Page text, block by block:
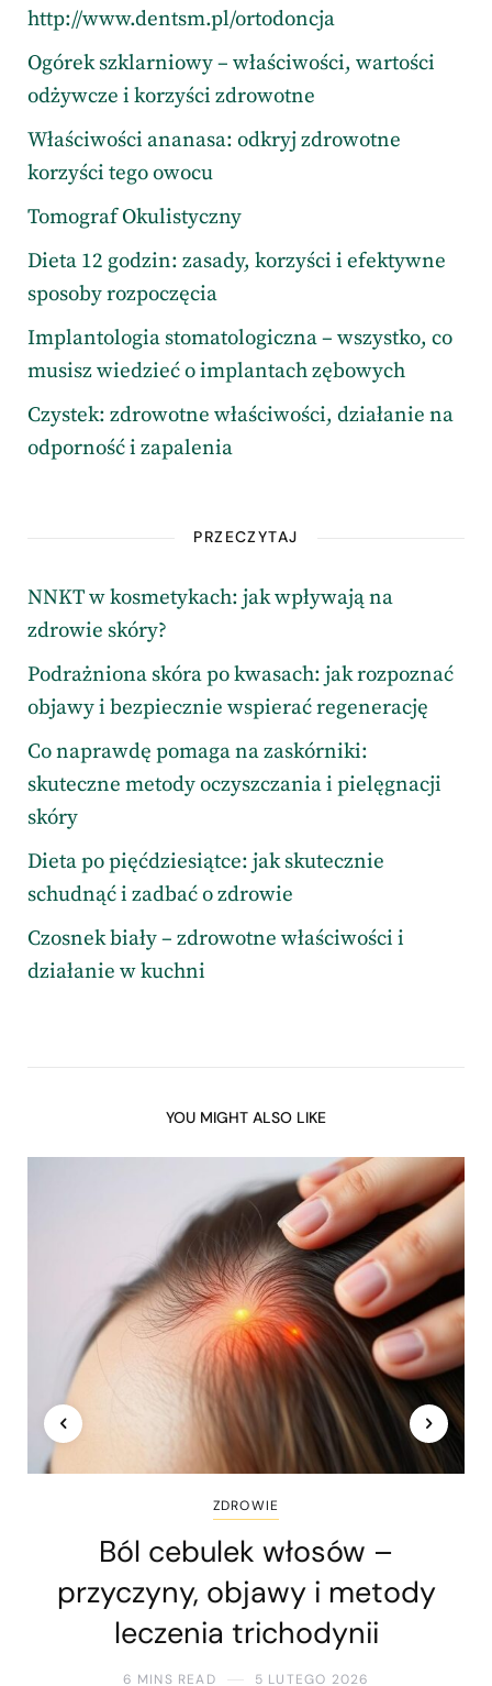
http://www.dentsm.pl/ortodoncja
Ogórek szklarniowy – właściwości, wartości
odżywcze i korzyści zdrowotne
Właściwości ananasa: odkryj zdrowotne
korzyści tego owocu
Tomograf Okulistyczny
Dieta 12 godzin: zasady, korzyści i efektywne
sposoby rozpoczęcia
Implantologia stomatologiczna – wszystko, co
musisz wiedzieć o implantach zębowych
Czystek: zdrowotne właściwości, działanie na
odporność i zapalenia
PRZECZYTAJ
NNKT w kosmetykach: jak wpływają na
zdrowie skóry?
Podrażniona skóra po kwasach: jak rozpoznać
objawy i bezpiecznie wspierać regenerację
Co naprawdę pomaga na zaskórniki:
skuteczne metody oczyszczania i pielęgnacji
skóry
Dieta po pięćdziesiątce: jak skutecznie
schudnąć i zadbać o zdrowie
Czosnek biały – zdrowotne właściwości i
działanie w kuchni
YOU MIGHT ALSO LIKE
ZDROWIE
Ból cebulek włosów –
przyczyny, objawy i metody
leczenia trichodynii
6 MINS READ 5 LUTEGO 2026